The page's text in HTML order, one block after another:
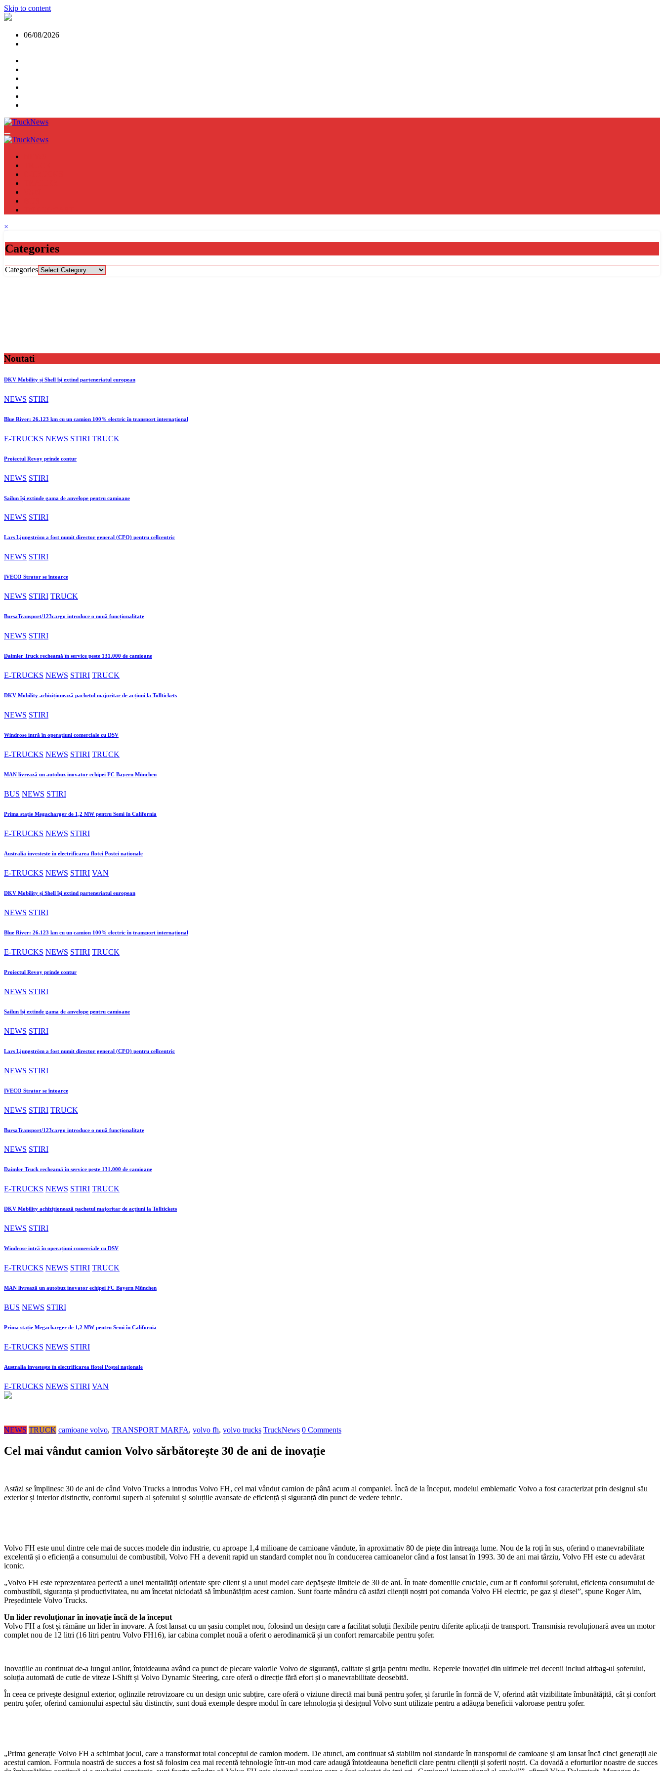
Skip to content
06/08/2026
×
Categories
Categories
Noutati
DKV Mobility și Shell își extind parteneriatul european
NEWS STIRI
Blue River: 26.123 km cu un camion 100% electric în transport internațional
E-TRUCKS NEWS STIRI TRUCK
Proiectul Revoy prinde contur
NEWS STIRI
Sailun își extinde gama de anvelope pentru camioane
NEWS STIRI
Lars Ljungström a fost numit director general (CFO) pentru cellcentric
NEWS STIRI
IVECO Strator se întoarce
NEWS STIRI TRUCK
BursaTransport/123cargo introduce o nouă funcționalitate
NEWS STIRI
Daimler Truck recheamă în service peste 131.000 de camioane
E-TRUCKS NEWS STIRI TRUCK
DKV Mobility achiziționează pachetul majoritar de acțiuni la Tolltickets
NEWS STIRI
Windrose intră în operațiuni comerciale cu DSV
E-TRUCKS NEWS STIRI TRUCK
MAN livrează un autobuz inovator echipei FC Bayern München
BUS NEWS STIRI
Prima stație Megacharger de 1,2 MW pentru Semi în California
E-TRUCKS NEWS STIRI
Australia investește în electrificarea flotei Poștei naționale
E-TRUCKS NEWS STIRI VAN
DKV Mobility și Shell își extind parteneriatul european
NEWS STIRI
Blue River: 26.123 km cu un camion 100% electric în transport internațional
E-TRUCKS NEWS STIRI TRUCK
Proiectul Revoy prinde contur
NEWS STIRI
Sailun își extinde gama de anvelope pentru camioane
NEWS STIRI
Lars Ljungström a fost numit director general (CFO) pentru cellcentric
NEWS STIRI
IVECO Strator se întoarce
NEWS STIRI TRUCK
BursaTransport/123cargo introduce o nouă funcționalitate
NEWS STIRI
Daimler Truck recheamă în service peste 131.000 de camioane
E-TRUCKS NEWS STIRI TRUCK
DKV Mobility achiziționează pachetul majoritar de acțiuni la Tolltickets
NEWS STIRI
Windrose intră în operațiuni comerciale cu DSV
E-TRUCKS NEWS STIRI TRUCK
MAN livrează un autobuz inovator echipei FC Bayern München
BUS NEWS STIRI
Prima stație Megacharger de 1,2 MW pentru Semi în California
E-TRUCKS NEWS STIRI
Australia investește în electrificarea flotei Poștei naționale
E-TRUCKS NEWS STIRI VAN
NEWS TRUCK camioane volvo, TRANSPORT MARFA, volvo fh, volvo trucks TruckNews 0 Comments
Cel mai vândut camion Volvo sărbătorește 30 de ani de inovație
Astăzi se împlinesc 30 de ani de când Volvo Trucks a introdus Volvo FH, cel mai vândut camion de până acum al companiei. Încă de la început, modelul emblematic Volvo a fost caracterizat prin designul său
exterior și interior distinctiv, confortul superb al șoferului și soluțiile avansate de eficiență și siguranță din punct de vedere tehnic.
Volvo FH este unul dintre cele mai de succes modele din industrie, cu aproape 1,4 milioane de camioane vândute, în aproximativ 80 de piețe din întreaga lume. Nou de la roți în sus, oferind o manevrabilitate
excelentă și o eficiență a consumului de combustibil, Volvo FH a devenit rapid un standard complet nou în conducerea camioanelor când a fost lansat în 1993. 30 de ani mai târziu, Volvo FH este cu adevărat
iconic.
„Volvo FH este reprezentarea perfectă a unei mentalități orientate spre client și a unui model care depășește limitele de 30 de ani. În toate domeniile cruciale, cum ar fi confortul șoferului, eficiența consumului de
combustibil, siguranța și productivitatea, nu am încetat niciodată să îmbunătățim acest camion. Sunt foarte mândru că astăzi clienții noștri pot comanda Volvo FH electric, pe gaz și diesel”, spune Roger Alm,
Președintele Volvo Trucks.
Un lider revoluționar în inovație încă de la început
Volvo FH a fost și rămâne un lider în inovare. A fost lansat cu un șasiu complet nou, folosind un design care a facilitat soluții flexibile pentru diferite aplicații de transport. Transmisia revoluționară avea un motor
complet nou de 12 litri (16 litri pentru Volvo FH16), iar cabina complet nouă a oferit o aerodinamică și un confort remarcabile pentru șofer.
Inovațiile au continuat de-a lungul anilor, întotdeauna având ca punct de plecare valorile Volvo de siguranță, calitate și grija pentru mediu. Reperele inovației din ultimele trei decenii includ airbag-ul șoferului,
soluția automată de cutie de viteze I-Shift și Volvo Dynamic Steering, care oferă o direcție fără efort și o manevrabilitate deosebită.
În ceea ce privește designul exterior, oglinzile retrovizoare cu un design unic subțire, care oferă o viziune directă mai bună pentru șofer, și farurile în formă de V, oferind atât vizibilitate îmbunătățită, cât și confort
pentru șofer, oferind camionului aspectul său distinctiv, sunt două exemple despre modul în care tehnologia și designul Volvo sunt utilizate pentru a adăuga beneficii valoroase pentru șofer.
„Prima generație Volvo FH a schimbat jocul, care a transformat total conceptul de camion modern. De atunci, am continuat să stabilim noi standarde în transportul de camioane și am lansat încă cinci generații ale
acestui camion. Formula noastră de succes a fost să folosim cea mai recentă tehnologie într-un mod care adaugă întotdeauna beneficii clare pentru clienții și șoferii noștri. Ca dovadă a eforturilor noastre de succes